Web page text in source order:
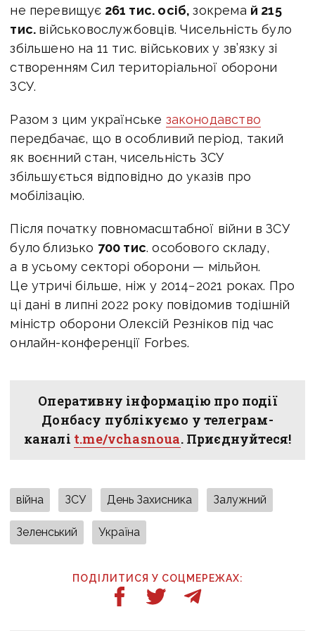
не перевищує 261 тис. осіб,зокрема й 215
тис. військовослужбовців. Чисельність було
збільшено на 11 тис. військових у зв’язку зі
створенням Сил територіальної оборони
ЗСУ.
Разом з цим українське законодавство
передбачає, що в особливий період, такий
як воєнний стан, чисельність ЗСУ
збільшується відповідно до указів про
мобілізацію.
Після початку повномасштабної війни в ЗСУ
було близько 700 тис. особового складу,
а в усьому секторі оборони — мільйон.
Це утричі більше, ніж у 2014−2021 роках. Про
ці дані в липні 2022 року повідомив тодішній
міністр оборони Олексій Резніков під час
онлайн-конференції Forbes.
Оперативну інформацію про події
Донбасу публікуємо у телеграм-
каналі t.me/vchasnoua. Приєднуйтеся!
війна ЗСУ День Захисника Залужний
Зеленський Україна
ПОДІЛИТИСЯ У СОЦМЕРЕЖАХ: